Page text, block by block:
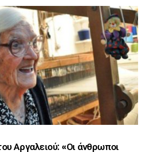
Αργαλειού: «Οι άνθρωποι